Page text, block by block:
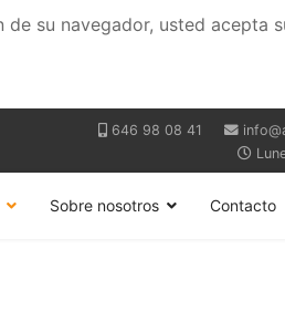
su navegador, usted acepta
646 98 08 41
Sobre nosotros Contacto